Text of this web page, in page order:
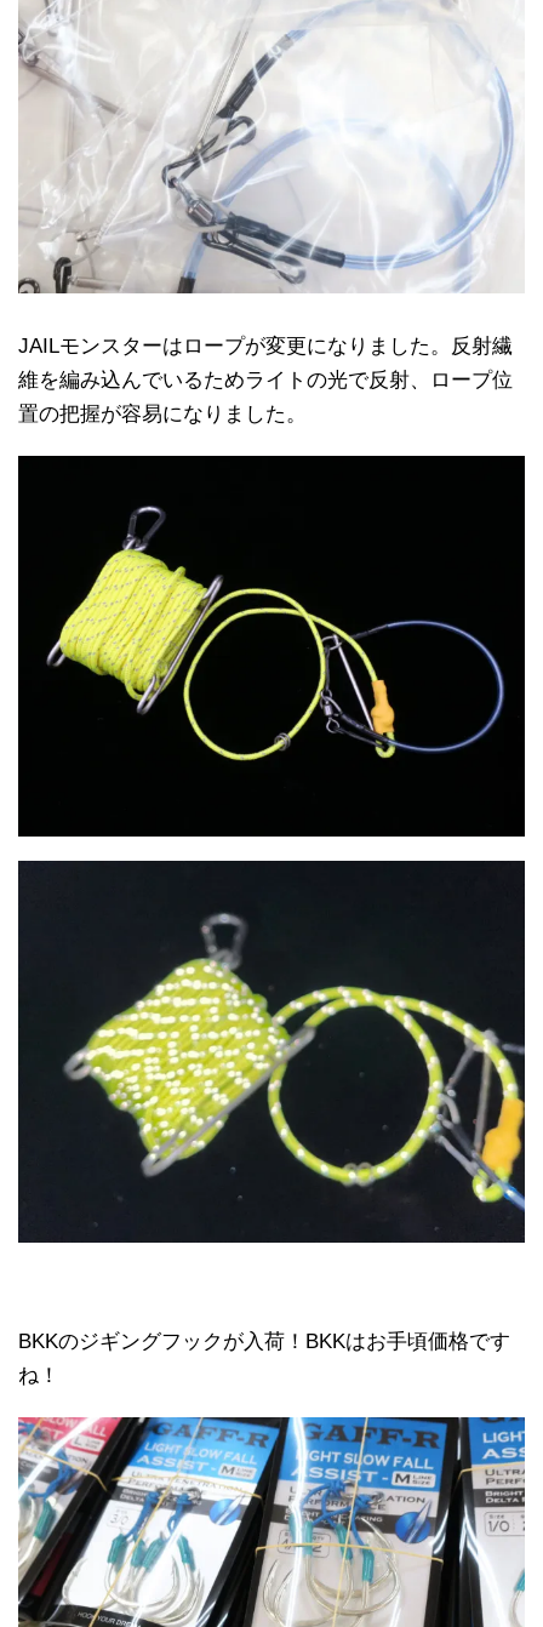
JAILモンスターはロープが変更になりました。反射繊
維を編み込んでいるためライトの光で反射、ロープ位
置の把握が容易になりました。
BKKのジギングフックが入荷！BKKはお手頃価格です
ね！